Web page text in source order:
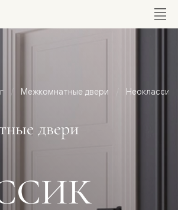
Межкомнатные двери Неоклассика
двери